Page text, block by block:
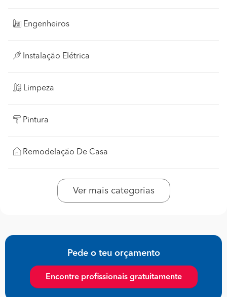
Engenheiros
Instalação Elétrica
Limpeza
Pintura
Remodelação De Casa
Ver mais categorias
Pede o teu orçamento
Encontre profissionais gratuitamente